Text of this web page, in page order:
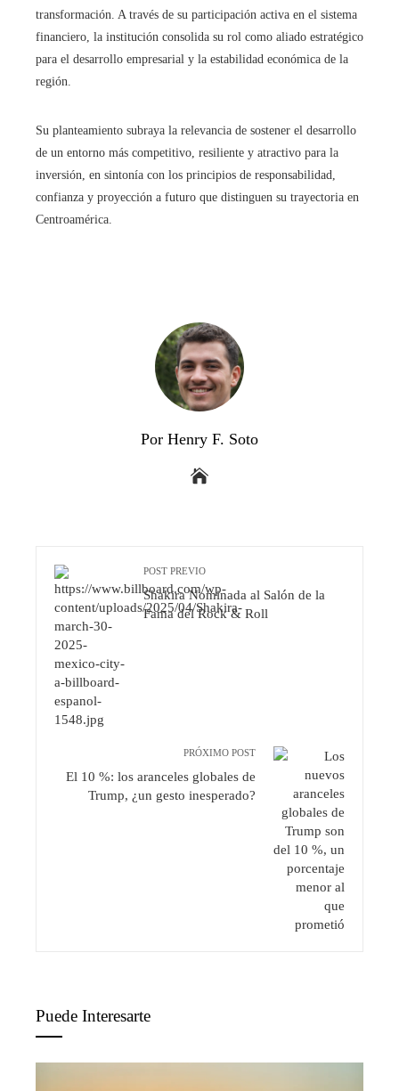
transformación. A través de su participación activa en el sistema
financiero, la institución consolida su rol como aliado estratégico
para el desarrollo empresarial y la estabilidad económica de la
región.
Su planteamiento subraya la relevancia de sostener el desarrollo
de un entorno más competitivo, resiliente y atractivo para la
inversión, en sintonía con los principios de responsabilidad,
confianza y proyección a futuro que distinguen su trayectoria en
Centroamérica.
Por Henry F. Soto
POST PREVIO
Shakira Nominada al Salón de la
Fama del Rock & Roll
PRÓXIMO POST
El 10 %: los aranceles globales de
Trump, ¿un gesto inesperado?
Puede Interesarte